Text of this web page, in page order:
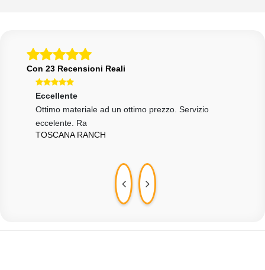
Con 23 Recensioni Reali
Eccellente
Ottimo materiale ad un ottimo prezzo. Servizio
eccelente. Ra
TOSCANA RANCH